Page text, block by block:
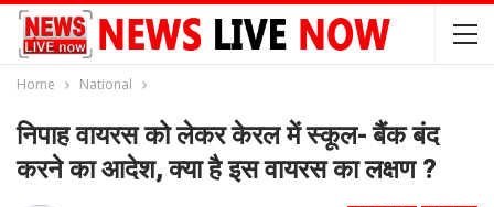
Home National
निपाह वायरस को लेकर केरल में स्कूल- बैंक बंद
करने का आदेश, क्या है इस वायरस का लक्षण ?